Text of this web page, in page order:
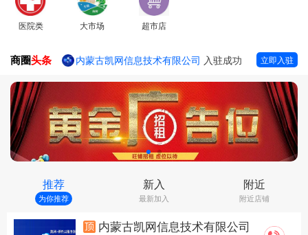
医院类 大市场 超市店
商圈头条 内蒙古凯网信息技术有限公司 入驻成功
内蒙古奈曼旗昂乃型砂厂入驻成功
通辽信息团门店入驻成功
立即入驻
推荐
为你推荐
新入
最新加入
附近
附近店铺
内蒙古凯网信息技术有限公司